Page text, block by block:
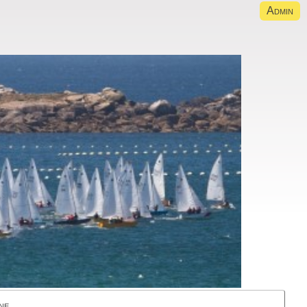
Admin